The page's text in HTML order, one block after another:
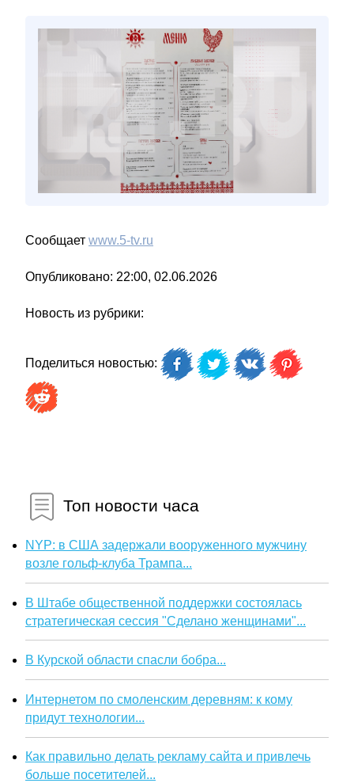
Сообщает www.5-tv.ru
Опубликовано: 22:00, 02.06.2026
Новость из рубрики:
Поделиться новостью:
Топ новости часа
NYP: в США задержали вооруженного мужчину
возле гольф-клуба Трампа...
В Штабе общественной поддержки состоялась
стратегическая сессия "Сделано женщинами"...
В Курской области спасли бобра...
Интернетом по смоленским деревням: к кому
придут технологии...
Как правильно делать рекламу сайта и привлечь
больше посетителей...